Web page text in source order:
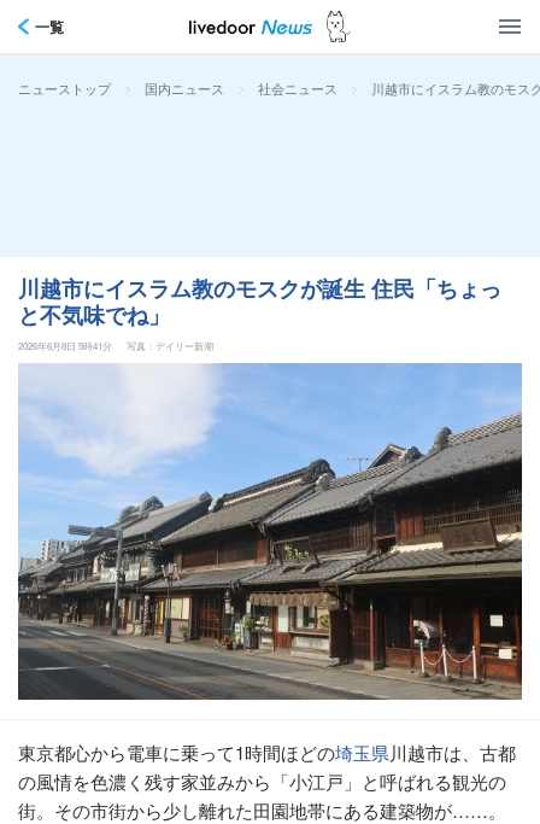
一覧
ニューストップ > 国内ニュース > 社会ニュース > 川越市にイスラム教のモス
川越市にイスラム教のモスクが誕生 住民「ちょっ
と不気味でね」
2026年6月8日 5時41分 写真：デイリー新潮
東京都心から電車に乗って1時間ほどの埼玉県川越市は、古都
の風情を色濃く残す家並みから「小江戸」と呼ばれる観光の
街。その市街から少し離れた田園地帯にある建築物が……。